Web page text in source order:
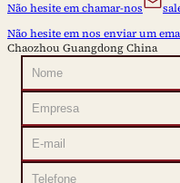
Não hesite em chamar-nos
Não hesite em nos enviar um
Chaozhou Guangdong China